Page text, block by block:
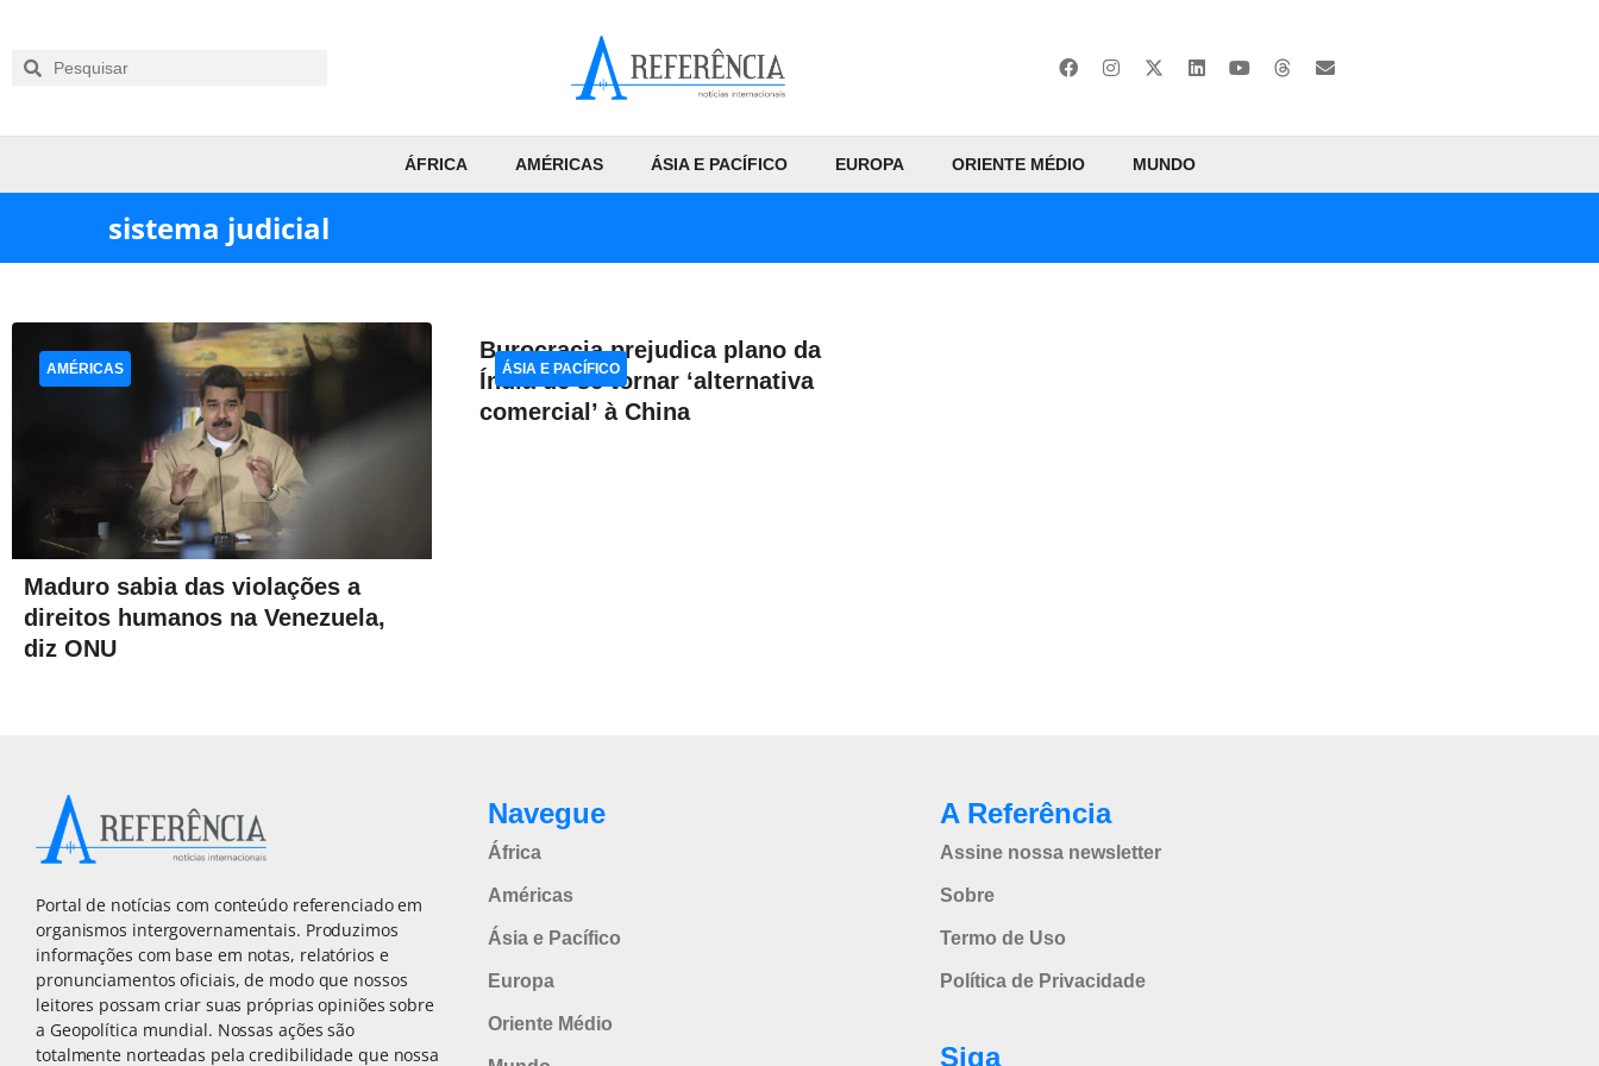
ÁFRICA AMÉRICAS ÁSIA E PACÍFICO EUROPA ORIENTE MÉDIO MUNDO
sistema judicial
Maduro sabia das violações a
direitos humanos na Venezuela,
diz ONU
AMÉRICAS
Burocracia prejudica plano da
Índia de se tornar ‘alternativa
comercial’ à China
ÁSIA E PACÍFICO
Portal de notícias com conteúdo referenciado em
organismos intergovernamentais. Produzimos
informações com base em notas, relatórios e
pronunciamentos oficiais, de modo que nossos
leitores possam criar suas próprias opiniões sobre
a Geopolítica mundial. Nossas ações são
totalmente norteadas pela credibilidade que nossa
Navegue
África
Américas
Ásia e Pacífico
Europa
Oriente Médio
A Referência
Assine nossa newsletter
Sobre
Termo de Uso
Política de Privacidade
Siga